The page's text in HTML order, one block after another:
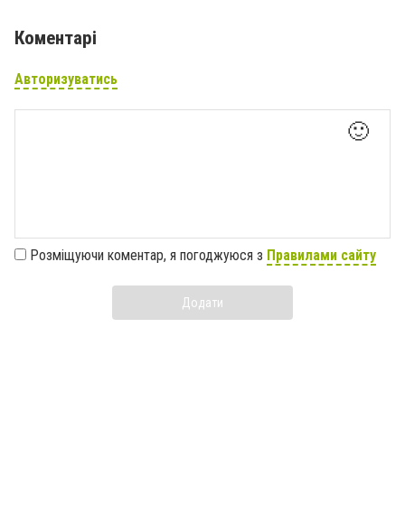
Коментарі
Авторизуватись
🙂
Розміщуючи коментар, я погоджуюся з Правилами сайту
Додати